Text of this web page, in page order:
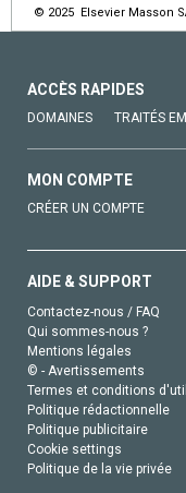
© 2025 Elsevier Masson
ACCÈS RAPIDES
DOMAINES TRAITÉS
MON COMPTE
CRÉER UN COMPTE
AIDE & SUPPORT
Contactez-nous / FAQ
Qui sommes-nous ?
Mentions légales
© - Avertissements
Termes et conditions
Politique rédactionnelle
Politique publicitaire
Cookie settings
Politique de la vie privée